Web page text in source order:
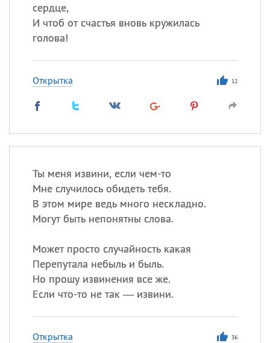
сердце,
И чтоб от счастья вновь кружилась
голова!
Открытка 12
Ты меня извини, если чем-то
Мне случилось обидеть тебя.
В этом мире ведь много нескладно.
Могут быть непонятны слова.
Может просто случайность какая
Перепутала небыль и быль.
Но прошу извинения все же.
Если что-то не так — извини.
Открытка 36
Герман,Иван,
и
происхождение